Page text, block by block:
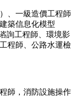
、一級造價工程師
築信息化模型
詢工程師、環境影
程師、公路水運檢
師，消防設施操作